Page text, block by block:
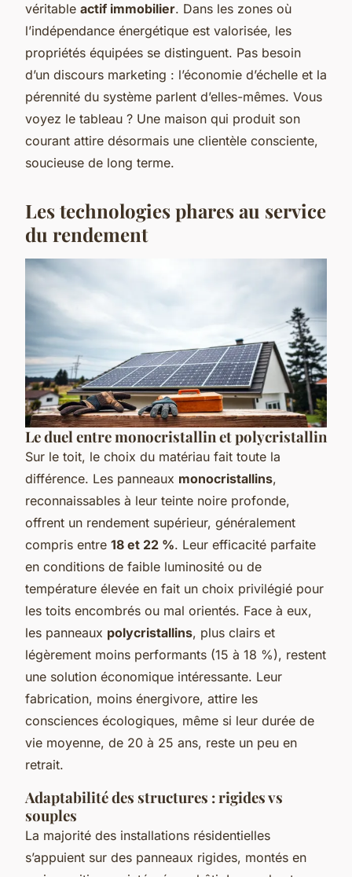
véritable actif immobilier. Dans les zones où
l’indépendance énergétique est valorisée, les
propriétés équipées se distinguent. Pas besoin
d’un discours marketing : l’économie d’échelle et la
pérennité du système parlent d’elles-mêmes. Vous
voyez le tableau ? Une maison qui produit son
courant attire désormais une clientèle consciente,
soucieuse de long terme.
Les technologies phares au service
du rendement
Le duel entre monocristallin et polycristallin
Sur le toit, le choix du matériau fait toute la
différence. Les panneaux monocristallins,
reconnaissables à leur teinte noire profonde,
offrent un rendement supérieur, généralement
compris entre 18 et 22 %. Leur efficacité parfaite
en conditions de faible luminosité ou de
température élevée en fait un choix privilégié pour
les toits encombrés ou mal orientés. Face à eux,
les panneaux polycristallins, plus clairs et
légèrement moins performants (15 à 18 %), restent
une solution économique intéressante. Leur
fabrication, moins énergivore, attire les
consciences écologiques, même si leur durée de
vie moyenne, de 20 à 25 ans, reste un peu en
retrait.
Adaptabilité des structures : rigides vs
souples
La majorité des installations résidentielles
s’appuient sur des panneaux rigides, montés en